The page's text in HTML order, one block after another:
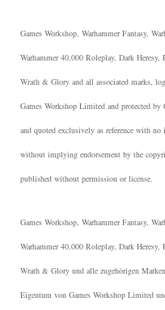
Games Workshop, Warhammer Fantasy,
Warhammer 40,000 Roleplay, Dark
Wrath & Glory and all associated marks,
Games Workshop Limited and protected by
and quoted exclusively as reference with
without implying endorsement by the
published without permission or license.
Games Workshop, Warhammer Fantasy,
Warhammer 40,000 Roleplay, Dark
Wrath & Glory und alle zugehörigen
Eigentum von Games Workshop Limited